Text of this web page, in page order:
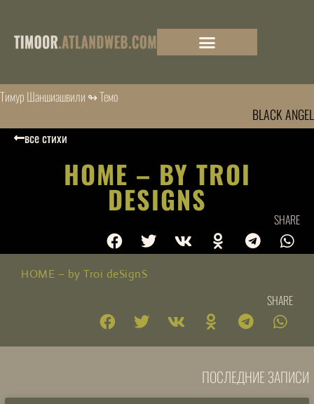
Тимур Шаншиашвили ↬ Темо
BLACK ANGEL
все стихи
HOME – BY TROI
DESIGNS
SHARE
HOME – by Troi deSignS
SHARE
ПОСЛЕДНИЕ ЗАПИСИ